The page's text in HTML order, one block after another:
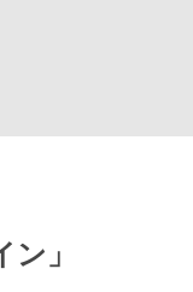
ン」